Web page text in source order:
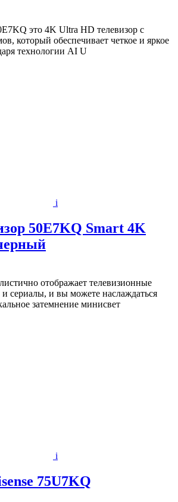
это 4K Ultra HD телевизор с
который обеспечивает четкое и яркое
технологии AI U
i
50E7KQ Smart 4K
отображает телевизионные
сериалы, и вы можете наслаждаться
затемнение минисвет
i
75U7KQ